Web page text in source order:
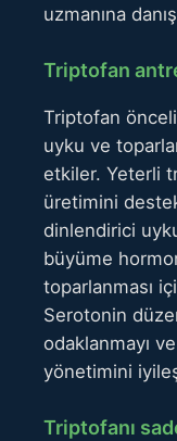
uzmanına
Triptofan
Triptofan
uyku ve
etkiler. Yeterli
üretimini
dinlendirici
büyüme
toparlanması
Serotonin
odaklanmayı
yönetimini
Triptofanı